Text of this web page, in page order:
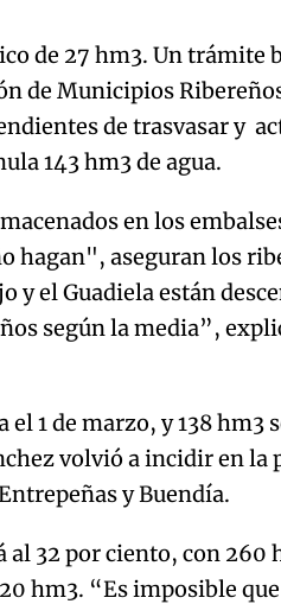
de 27 hm3. Un trámite
de Municipios
de trasvasar y
143 hm3 de agua.
en los
hagan", aseguran los
y el Guadiela están
según la media”,
1 de marzo, y 138 hm3
volvió a incidir en la
y Buendía.
32 por ciento, con 260
hm3. “Es imposible